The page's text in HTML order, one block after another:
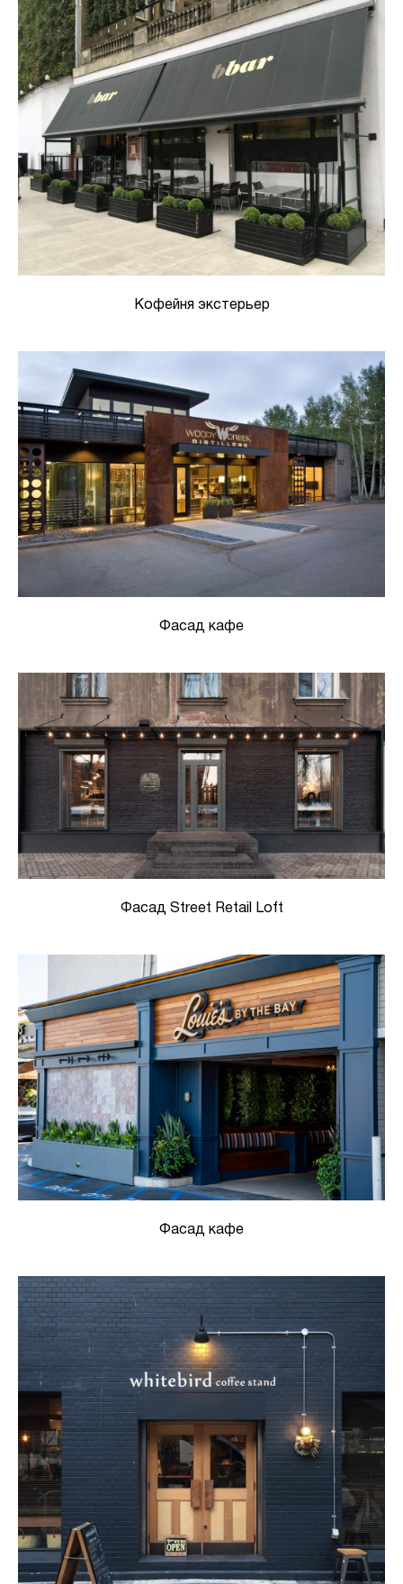
Кофейня экстерьер
Фасад кафе
Фасад Street Retail Loft
Фасад кафе